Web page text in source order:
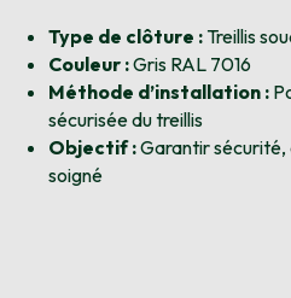
Type de clôture : Treillis
Couleur :Gris RAL 7016
Méthode d’installation :
sécurisée du treillis
Objectif :Garantir
soigné